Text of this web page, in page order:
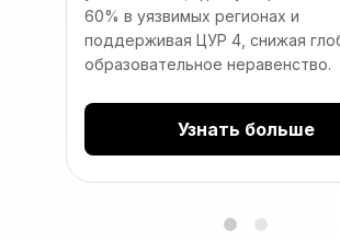
60% в уязвимых регионах и
поддерживая ЦУР 4, снижая
образовательное неравенство.
Узнать больше